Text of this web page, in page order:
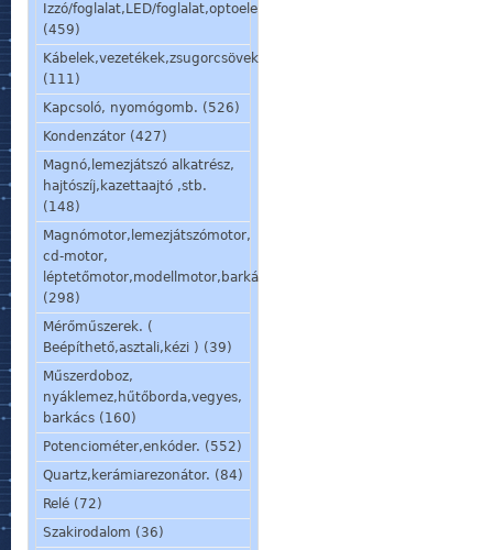
Izzó/foglalat,LED/foglalat,optoelem,kijelző,jelzőlámpa.
(459)
Kábelek,vezetékek,zsugorcsövek,szigetelőcsövek.
(111)
Kapcsoló, nyomógomb. (526)
Kondenzátor (427)
Magnó,lemezjátszó alkatrész,
hajtószíj,kazettaajtó ,stb.
(148)
Magnómotor,lemezjátszómotor,
cd-motor,
léptetőmotor,modellmotor,barkácsmotor.
(298)
Mérőműszerek. (
Beépíthető,asztali,kézi ) (39)
Műszerdoboz,
nyáklemez,hűtőborda,vegyes,
barkács (160)
Potenciométer,enkóder. (552)
Quartz,kerámiarezonátor. (84)
Relé (72)
Szakirodalom (36)